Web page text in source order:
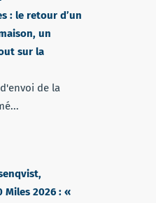
: le retour d’un
un
sur la
de la
Miles 2026 : «